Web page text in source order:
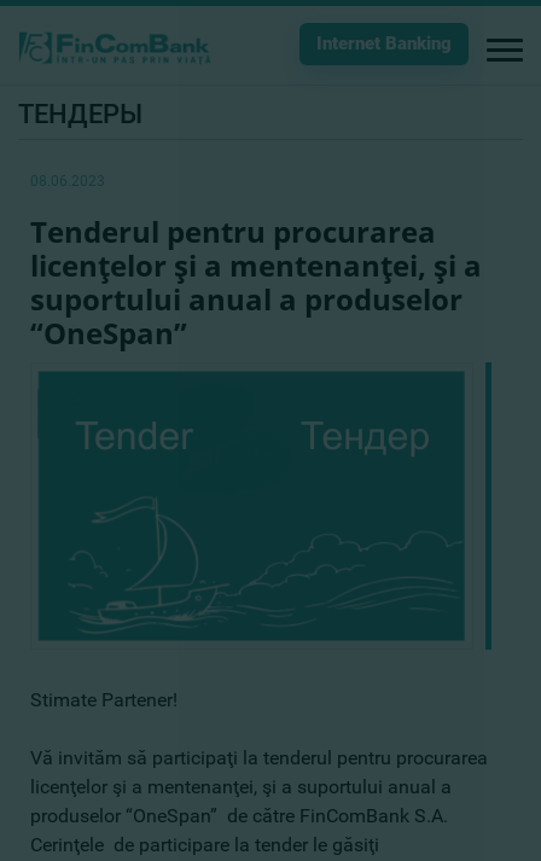
Internet Banking
ТЕНДЕРЫ
08.06.2023
Tenderul pentru procurarea
licenţelor şi a mentenanţei, şi a
suportului anual a produselor
“OneSpan”
Stimate Partener!
Vă invităm să participaţi la tenderul pentru procurarea
licenţelor şi a mentenanţei, şi a suportului anual a
produselor “OneSpan” de către FinComBank S.A.
Cerinţele de participare la tender le găsiţi